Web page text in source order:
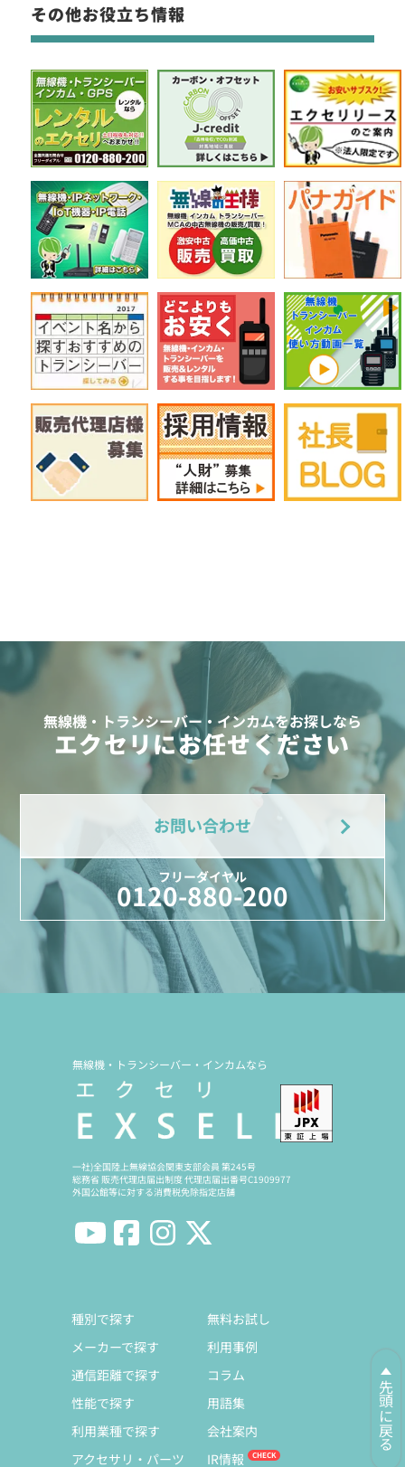
その他お役立ち情報
無線機・トランシーバー・インカムをお探しなら
エクセリにお任せください
お問い合わせ
フリーダイヤル
0120-880-200
先頭に戻る
無線機・トランシーバー・インカムなら
一社)全国陸上無線協会関東支部会員 第245号
総務省 販売代理店届出制度 代理店届出番号C1909977
外国公館等に対する消費税免除指定店舗
種別で探す
メーカーで探す
通信距離で探す
性能で探す
利用業種で探す
アクセサリ・パーツ
無料お試し
利用事例
コラム
用語集
会社案内
IR情報